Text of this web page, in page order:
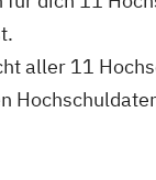
aller 11